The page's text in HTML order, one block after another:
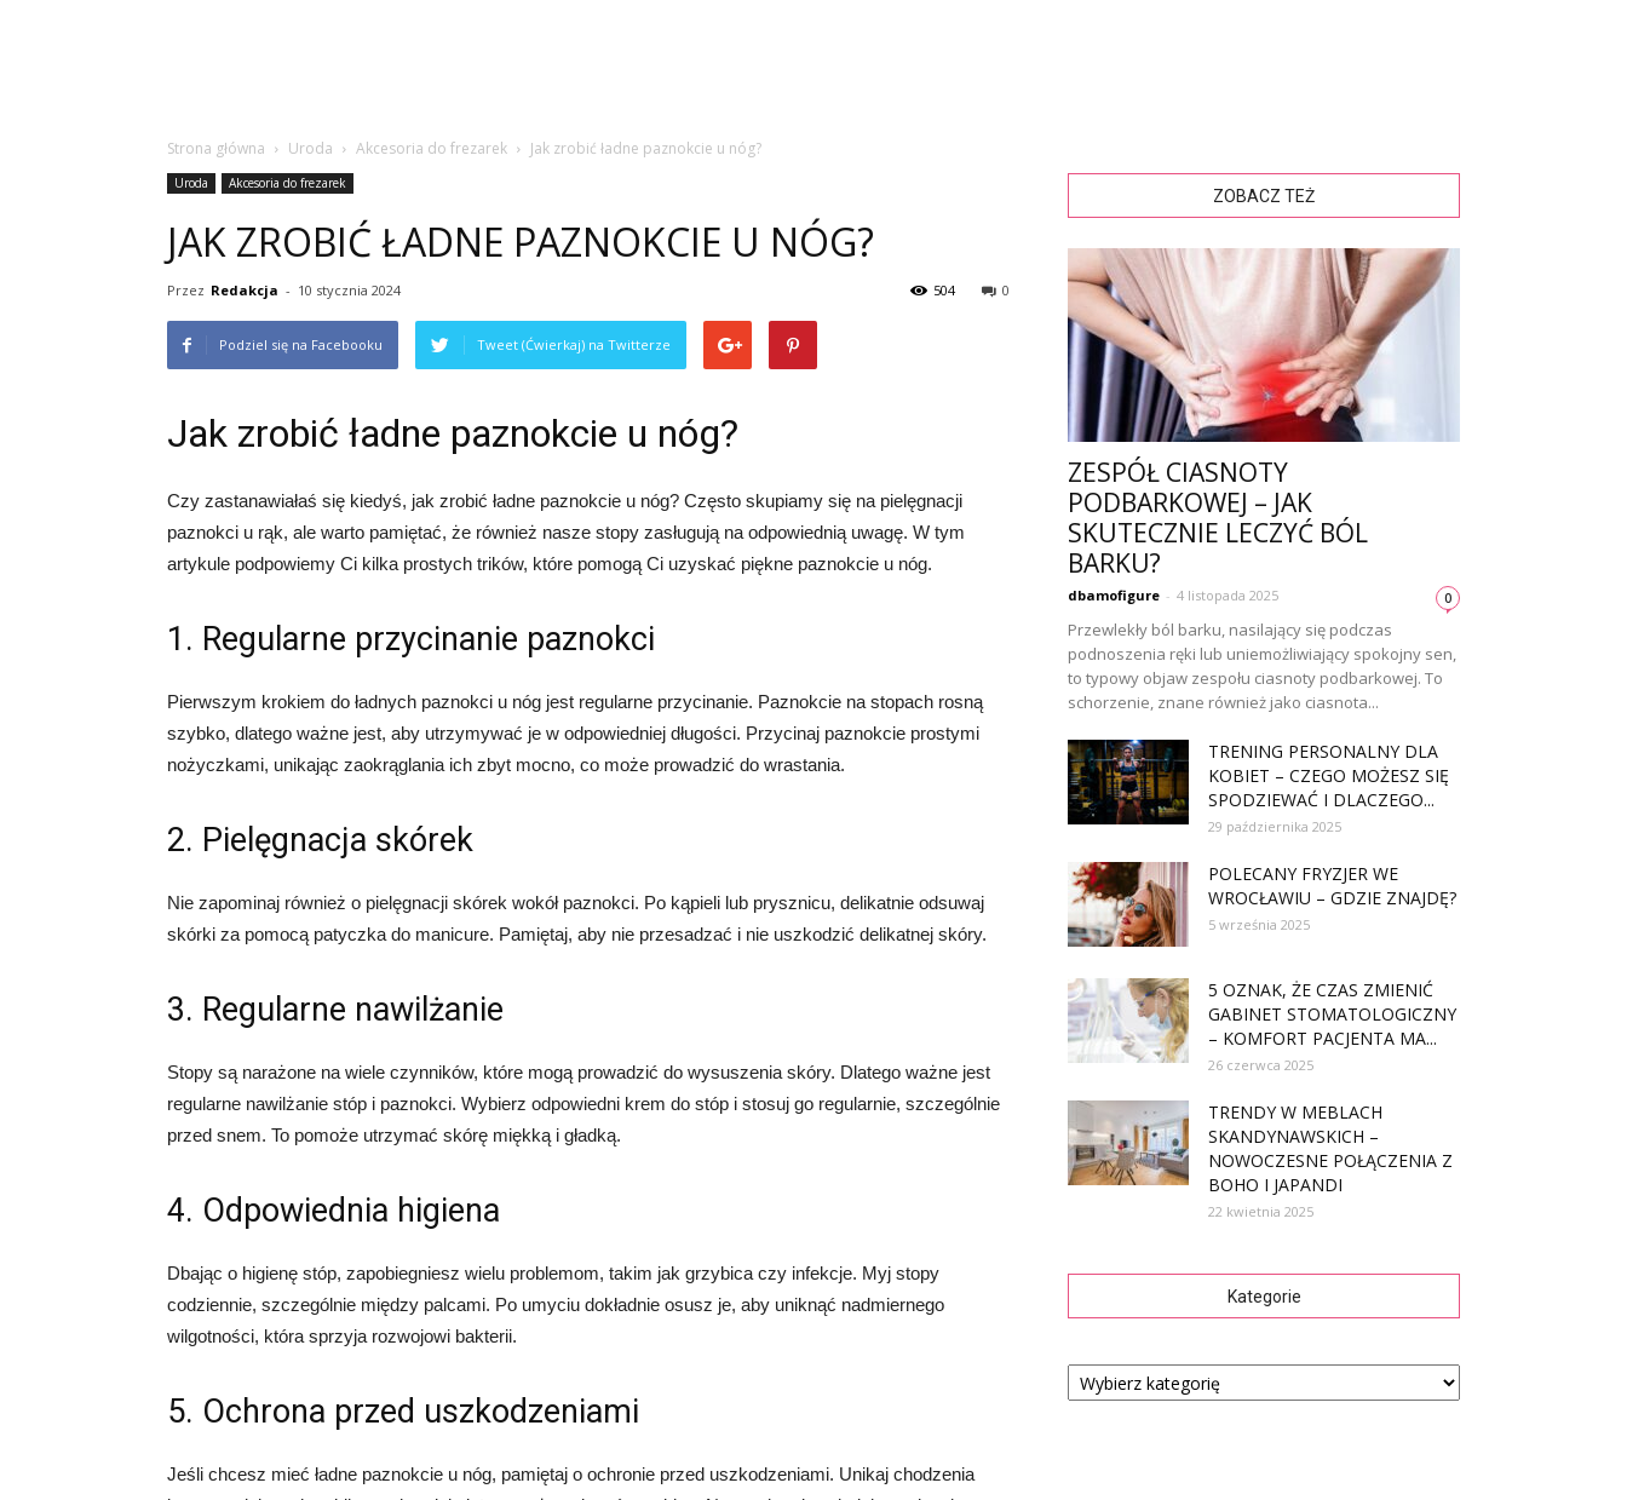
Strona główna Uroda Akcesoria do frezarek Jak zrobić ładne paznokcie u nóg?
Uroda Akcesoria do frezarek
JAK ZROBIĆ ŁADNE PAZNOKCIE U NÓG?
Przez Redakcja - 10 stycznia 2024 0
504
Podziel się na Facebooku Tweet (Ćwierkaj) na Twitterze
Jak zrobić ładne paznokcie u nóg?
Czy zastanawiałaś się kiedyś, jak zrobić ładne paznokcie u nóg? Często skupiamy się na pielęgnacji
paznokci u rąk, ale warto pamiętać, że również nasze stopy zasługują na odpowiednią uwagę. W tym
artykule podpowiemy Ci kilka prostych trików, które pomogą Ci uzyskać piękne paznokcie u nóg.
1. Regularne przycinanie paznokci
Pierwszym krokiem do ładnych paznokci u nóg jest regularne przycinanie. Paznokcie na stopach rosną
szybko, dlatego ważne jest, aby utrzymywać je w odpowiedniej długości. Przycinaj paznokcie prostymi
nożyczkami, unikając zaokrąglania ich zbyt mocno, co może prowadzić do wrastania.
2. Pielęgnacja skórek
Nie zapominaj również o pielęgnacji skórek wokół paznokci. Po kąpieli lub prysznicu, delikatnie odsuwaj
skórki za pomocą patyczka do manicure. Pamiętaj, aby nie przesadzać i nie uszkodzić delikatnej skóry.
3. Regularne nawilżanie
Stopy są narażone na wiele czynników, które mogą prowadzić do wysuszenia skóry. Dlatego ważne jest
regularne nawilżanie stóp i paznokci. Wybierz odpowiedni krem do stóp i stosuj go regularnie, szczególnie
przed snem. To pomoże utrzymać skórę miękką i gładką.
4. Odpowiednia higiena
Dbając o higienę stóp, zapobiegniesz wielu problemom, takim jak grzybica czy infekcje. Myj stopy
codziennie, szczególnie między palcami. Po umyciu dokładnie osusz je, aby uniknąć nadmiernego
wilgotności, która sprzyja rozwojowi bakterii.
5. Ochrona przed uszkodzeniami
Jeśli chcesz mieć ładne paznokcie u nóg, pamiętaj o ochronie przed uszkodzeniami. Unikaj chodzenia
ZOBACZ TEŻ
ZESPÓŁ CIASNOTY
PODBARKOWEJ – JAK
SKUTECZNIE LECZYĆ BÓL
BARKU?
dbamofigure - 4 listopada 2025 0
Przewlekły ból barku, nasilający się podczas
podnoszenia ręki lub uniemożliwiający spokojny sen,
to typowy objaw zespołu ciasnoty podbarkowej. To
schorzenie, znane również jako ciasnota...
TRENING PERSONALNY DLA
KOBIET – CZEGO MOŻESZ SIĘ
SPODZIEWAĆ I DLACZEGO...
29 października 2025
POLECANY FRYZJER WE
WROCŁAWIU – GDZIE ZNAJDĘ?
5 września 2025
5 OZNAK, ŻE CZAS ZMIENIĆ
GABINET STOMATOLOGICZNY
– KOMFORT PACJENTA MA...
26 czerwca 2025
TRENDY W MEBLACH
SKANDYNAWSKICH –
NOWOCZESNE POŁĄCZENIA Z
BOHO I JAPANDI
22 kwietnia 2025
Kategorie
Kategorie